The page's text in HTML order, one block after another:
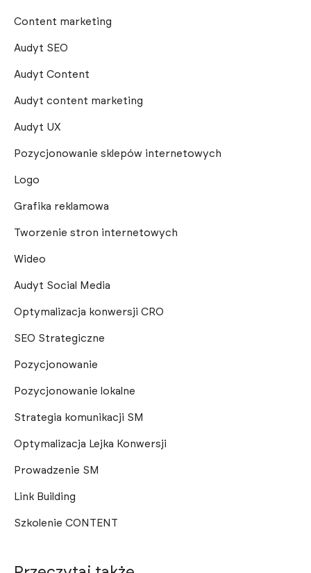
Content marketing
Audyt SEO
Audyt Content
Audyt content marketing
Audyt UX
Pozycjonowanie sklepów internetowych
Logo
Grafika reklamowa
Tworzenie stron internetowych
Wideo
Audyt Social Media
Optymalizacja konwersji CRO
SEO Strategiczne
Pozycjonowanie
Pozycjonowanie lokalne
Strategia komunikacji SM
Optymalizacja Lejka Konwersji
Prowadzenie SM
Link Building
Szkolenie CONTENT